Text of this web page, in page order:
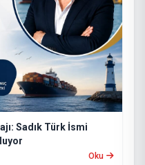
Sadık Türk İsmi
Oku